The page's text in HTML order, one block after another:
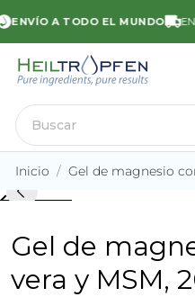
A TODO EL MUNDO
Inicio Gel de magnesio
Gel de
vera y MSM,